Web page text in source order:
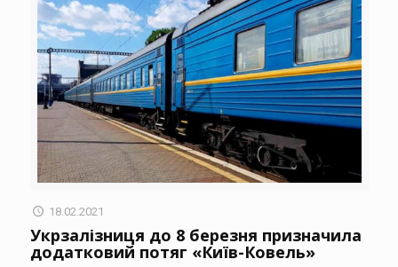
18.02.2021
Укрзалізниця до 8 березня призначила
додатковий потяг «Київ-Ковель»